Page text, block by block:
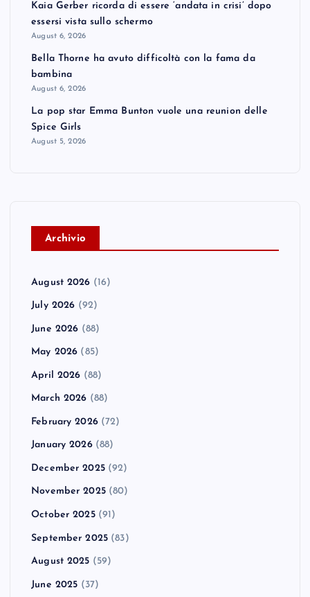
Kaia Gerber ricorda di essere ‘andata in crisi’ dopo
essersi vista sullo schermo
August 6, 2026
Bella Thorne ha avuto difficoltà con la fama da
bambina
August 6, 2026
La pop star Emma Bunton vuole una reunion delle
Spice Girls
August 5, 2026
Archivio
August 2026 (16)
July 2026 (92)
June 2026 (88)
May 2026 (85)
April 2026 (88)
March 2026 (88)
February 2026(72)
January 2026(88)
December 2025(92)
November 2025(80)
October 2025(91)
September 2025 (83)
August 2025 (59)
June 2025 (37)